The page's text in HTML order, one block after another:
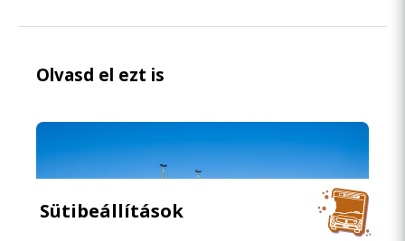
Olvasd el ezt is
Sütibeállítások